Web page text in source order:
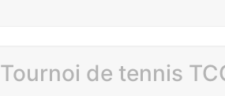
Tournoi de tennis